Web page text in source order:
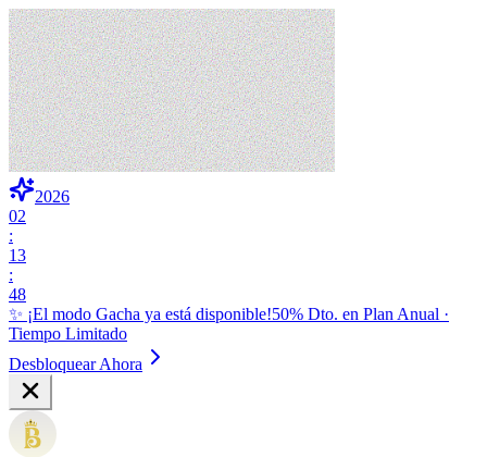
2026
02
:
13
:
47
✨ ¡El modo Gacha ya está disponible!50% Dto. en Plan Anual ·
Tiempo Limitado
Desbloquear Ahora